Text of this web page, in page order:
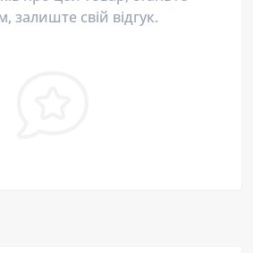
залиште свій відгук.